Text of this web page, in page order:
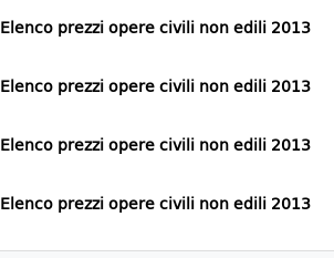
Elenco prezzi opere civili non edili 2013
Elenco prezzi opere civili non edili 2013
Elenco prezzi opere civili non edili 2013
Elenco prezzi opere civili non edili 2013